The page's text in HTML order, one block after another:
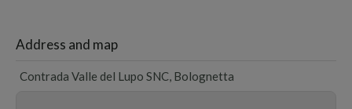
Address and map
Contrada Valle del Lupo SNC, Bolognetta